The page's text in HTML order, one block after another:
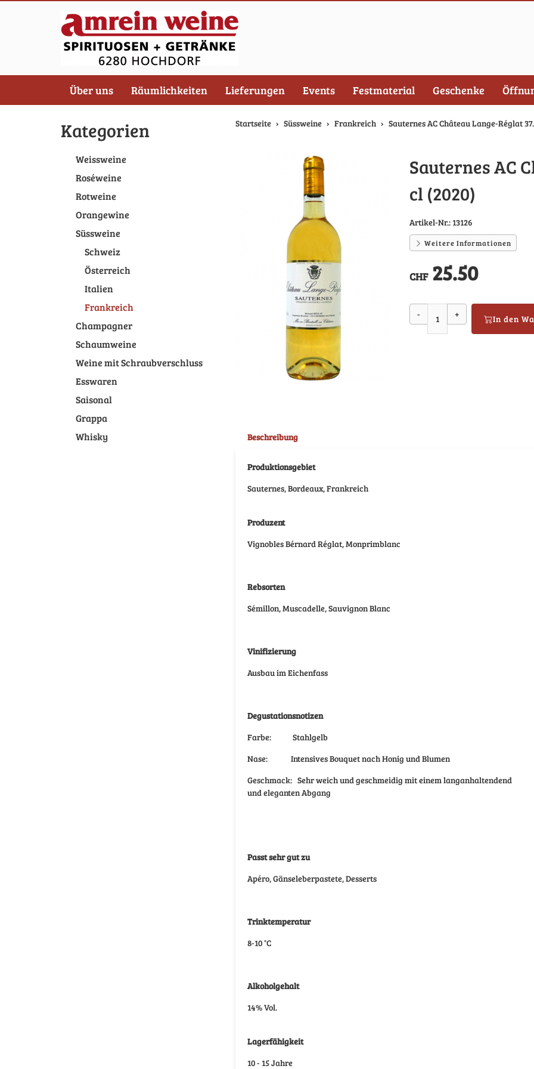
Über uns Räumlichkeiten Lieferungen Events Festmaterial Geschenke
Startseite Süssweine Frankreich Sauternes AC Château Lange-Réglat
Sauternes AC
cl (2020)
Artikel-Nr.:13126
Weitere Informationen
CHF 25.50
- + In den
Beschreibung
Produktionsgebiet
Sauternes, Bordeaux, Frankreich
Produzent
Vignobles Bérnard Réglat, Monprimblanc
Rebsorten
Sémillon, Muscadelle, Sauvignon Blanc
Vinifizierung
Ausbau im Eichenfass
Degustationsnotizen
Farbe: Stahlgelb
Nase: Intensives Bouquet nach Honig und Blumen
Geschmack: Sehr weich und geschmeidig mit einem langanhaltendend
und eleganten Abgang
Passt sehr gut zu
Apéro, Gänseleberpastete, Desserts
Trinktemperatur
8-10 °C
Alkoholgehalt
14% Vol.
Lagerfähigkeit
10 - 15 Jahre
Kategorien
Weissweine
Roséweine
Rotweine
Orangewine
Süssweine
Schweiz
Österreich
Italien
Frankreich
Champagner
Schaumweine
Weine mit Schraubverschluss
Esswaren
Saisonal
Grappa
Whisky